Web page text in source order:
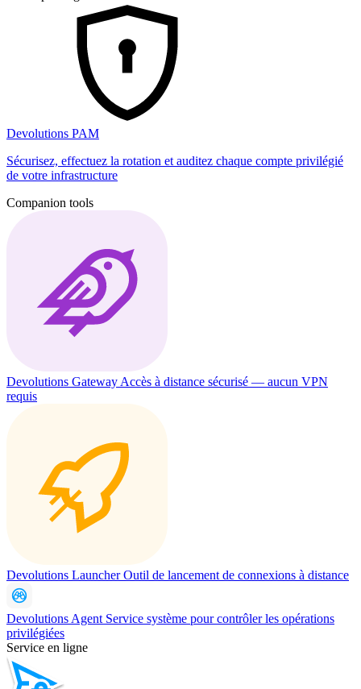
Devolutions PAM
Sécurisez, effectuez la rotation et auditez chaque compte privilégié
de votre infrastructure
Companion tools
Devolutions Gateway Accès à distance sécurisé — aucun VPN
requis
Devolutions LauncherOutil de lancement de connexions à distance
Devolutions Agent Service système pour contrôler les opérations
privilégiées
Service en ligne